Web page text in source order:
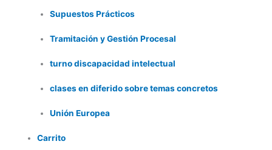
Supuestos Prácticos
Tramitación y Gestión Procesal
turno discapacidad intelectual
clases en diferido sobre temas concretos
Unión Europea
Carrito